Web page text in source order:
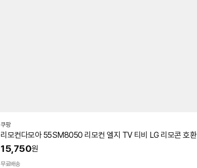
쿠팡
리모컨다모아55SM8050 리모컨 엘지 TV 티비 LG 리모콘 호환
15,750원
무료배송